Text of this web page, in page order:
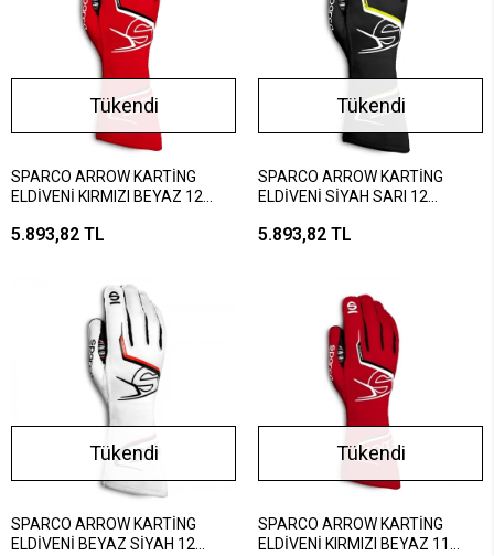
Tükendi
SPARCO ARROW KARTİNG
ELDİVENİ KIRMIZI BEYAZ 12
5.893,82 TL
Tükendi
SPARCO ARROW KARTİNG
ELDİVENİ SİYAH SARI 12
5.893,82 TL
Tükendi
SPARCO ARROW KARTİNG
ELDİVENİ BEYAZ SİYAH 12
Tükendi
SPARCO ARROW KARTİNG
ELDİVENİ KIRMIZI BEYAZ 11